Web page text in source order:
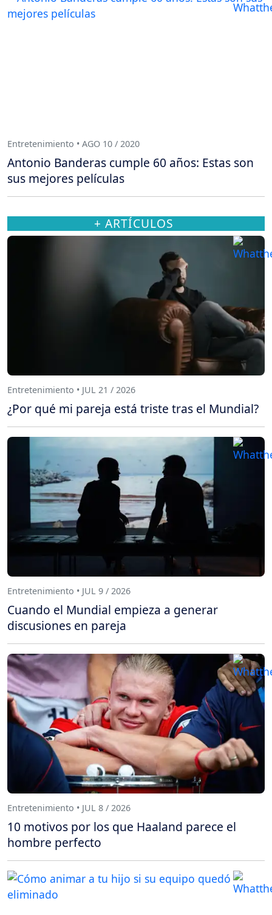
Entretenimiento • AGO 10 / 2020
Antonio Banderas cumple 60 años: Estas son
sus mejores películas
+ ARTÍCULOS
Entretenimiento • JUL 21 / 2026
¿Por qué mi pareja está triste tras el Mundial?
Entretenimiento • JUL 9 / 2026
Cuando el Mundial empieza a generar
discusiones en pareja
Entretenimiento • JUL 8 / 2026
10 motivos por los que Haaland parece el
hombre perfecto